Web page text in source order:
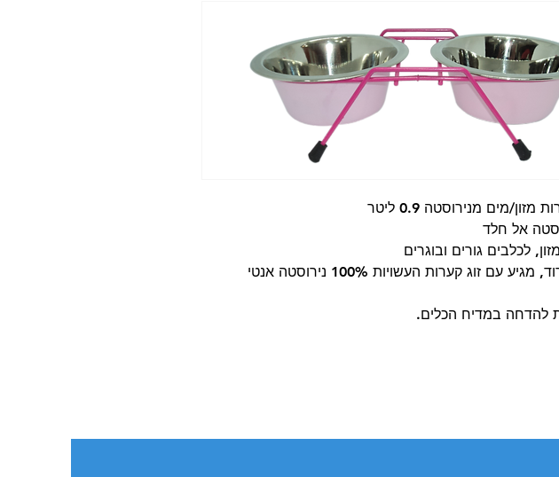
מים מנירוסטה 0.9 ליטר
אל חלד
לכלבים גורים ובוגרים
צבע המעמד ורוד, מגיע עם זוג קערות העשויות 100% נירוסטה אנטי
להדחה במדיח הכלים.